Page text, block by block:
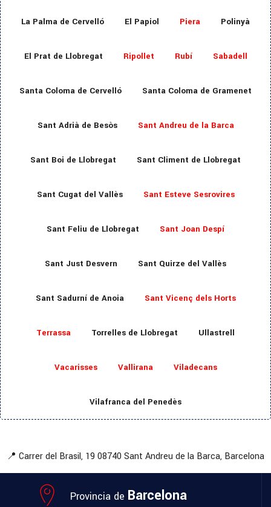
La Palma de Cervelló El Papiol Piera Polinyà
El Prat de Llobregat Ripollet Rubí Sabadell
Santa Coloma de Cervelló Santa Coloma de Gramenet
Sant Adrià de Besòs Sant Andreu de la Barca
Sant Boi de Llobregat Sant Climent de Llobregat
Sant Cugat del Vallès Sant Esteve Sesrovires
Sant Feliu de Llobregat Sant Joan Despí
Sant Just Desvern Sant Quirze del Vallès
Sant Sadurní de Anoia Sant Vicenç dels Horts
Terrassa Torrelles de Llobregat Ullastrell
Vacarisses Vallirana Viladecans
Vilafranca del Penedès
📍 Carrer del Brasil, 19 08740 Sant Andreu de la Barca, Barcelona
Provincia de Barcelona